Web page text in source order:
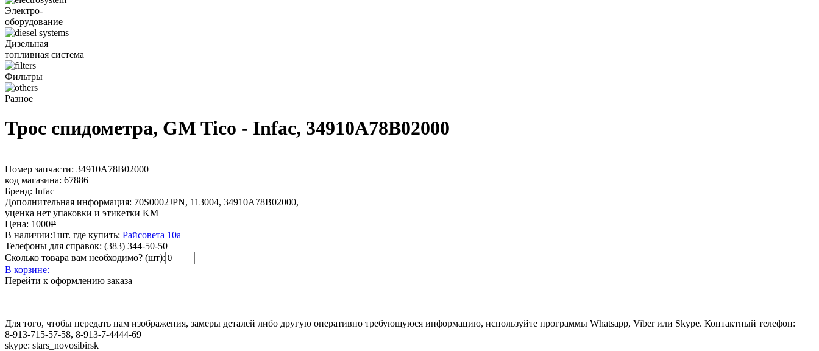
Электро-
оборудование
Дизельная
топливная система
Фильтры
Разное
Трос спидометра, GM Tico - Infac, 34910A78B02000
Номер запчасти: 34910A78B02000
код магазина: 67886
Бренд: Infac
Дополнительная информация: 70S0002JPN, 113004, 34910A78B02000,
уценка нет упаковки и этикетки KM
Цена: 1000Р
В наличии:1шт. где купить: Райсовета 10а
Телефоны для справок: (383) 344-50-50
Сколько товара вам необходимо? (шт):
В корзине:
Перейти к оформлению заказа
Для того, чтобы передать нам изображения, замеры деталей либо другую оперативно требующуюся информацию, используйте программы Whatsapp, Viber или Skype. Контактный телефон:
8-913-715-57-58, 8-913-7-4444-69
skype: stars_novosibirsk